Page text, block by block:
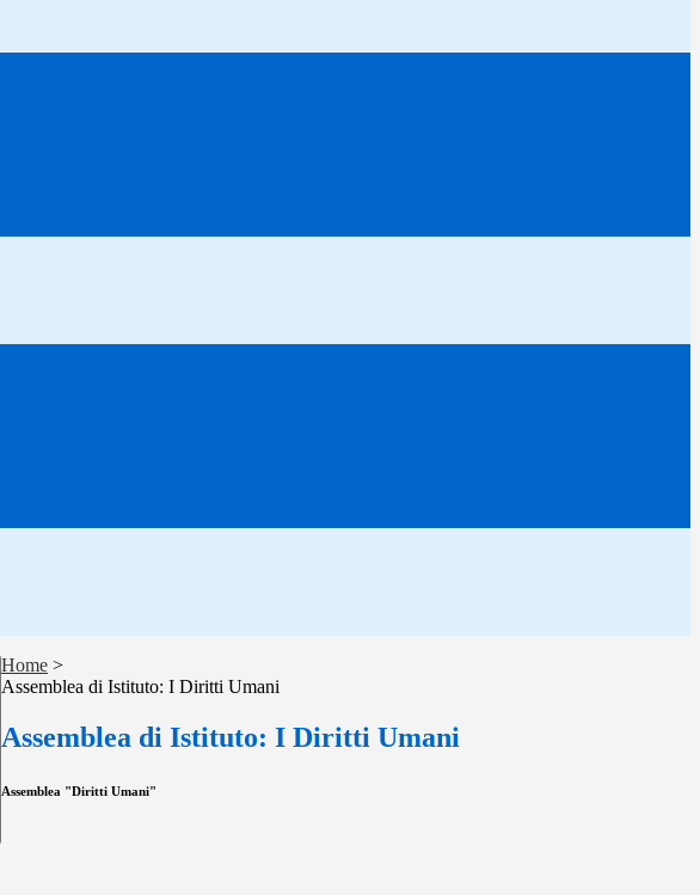
Home >
Assemblea di Istituto: I Diritti Umani
Assemblea di Istituto: I Diritti Umani
Assemblea "Diritti Umani"